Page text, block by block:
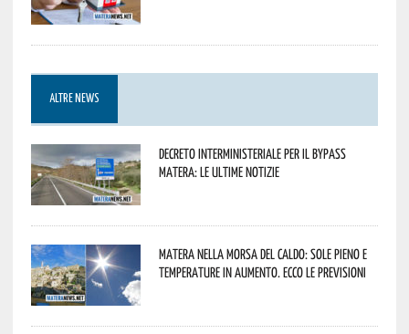
ALTRE NEWS
Decreto interministeriale per il Bypass
Matera: le ultime notizie
Matera nella morsa del caldo: sole pieno e
temperature in aumento. Ecco le previsioni